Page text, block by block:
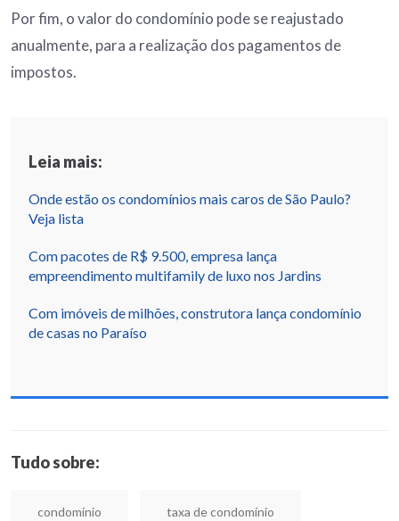
Por fim, o valor do condomínio pode se reajustado
anualmente, para a realização dos pagamentos de
impostos.
Leia mais:
Onde estão os condomínios mais caros de São Paulo?
Veja lista
Com pacotes de R$ 9.500, empresa lança
empreendimento multifamily de luxo nos Jardins
Com imóveis de milhões, construtora lança condomínio
de casas no Paraíso
Tudo sobre:
condomínio taxa de condomínio